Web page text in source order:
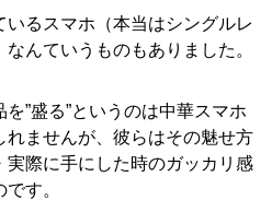
るスマホ（本当はシングルレ
んていうものもありました。
”盛る”というのは中華スマホ
れませんが、彼らはその魅せ方
実際に手にした時のガッカリ感
す。